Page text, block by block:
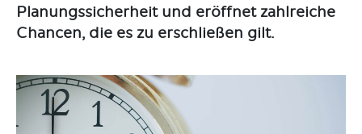
Planungssicherheit und eröffnet zahlreiche
Chancen, die es zu erschließen gilt.